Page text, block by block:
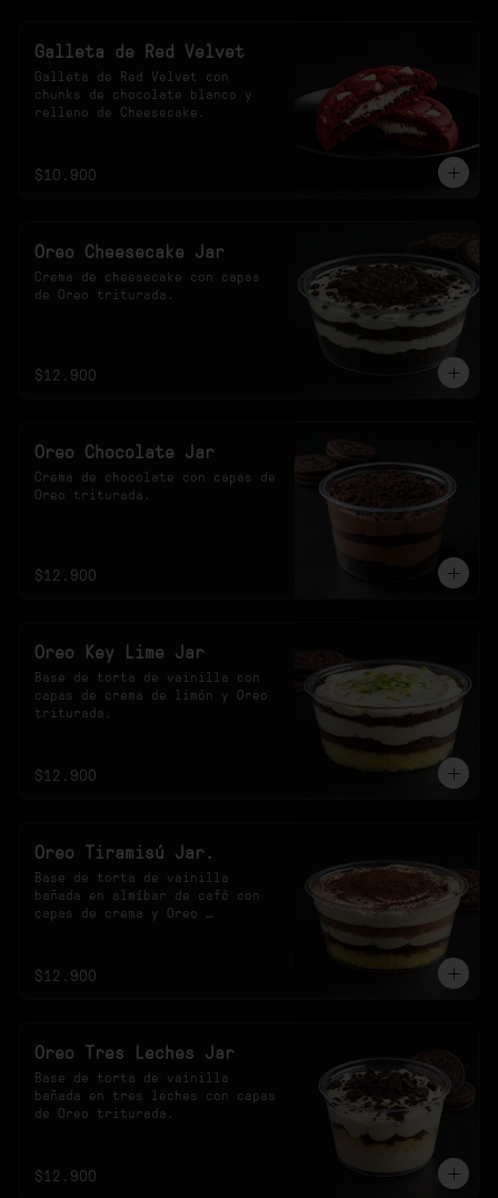
Galleta de Red Velvet
Galleta de Red Velvet con
chunks de chocolate blanco y
relleno de Cheesecake.
$10.900
Oreo Cheesecake Jar
Crema de cheesecake con capas
de Oreo triturada.
$12.900
Oreo Chocolate Jar
Crema de chocolate con capas de
Oreo triturada.
$12.900
Oreo Key Lime Jar
Base de torta de vainilla con
capas de crema de limón y Oreo
triturada.
$12.900
Oreo Tiramisú Jar.
Base de torta de vainilla
bañada en almíbar de café con
capas de crema y Oreo
$12.900
Oreo Tres Leches Jar
Base de torta de vainilla
bañada en tres leches con capas
de Oreo triturada.
$12.900